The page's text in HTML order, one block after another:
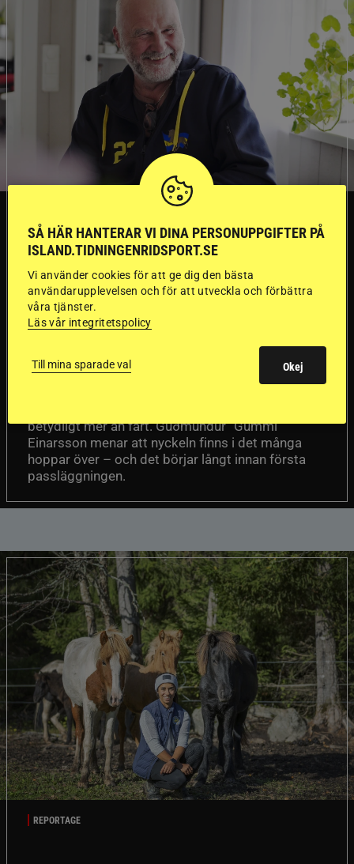
”Gummi” berättar:
Första stegen mot
en internationell
passhäst
betydligt mer än fart. Guðmundur “Gummi”
Einarsson menar att nyckeln finns i det många
hoppar över – och det börjar långt innan första
passläggningen.
REPORTAGE
SÅ HÄR HANTERAR VI DINA PERSONUPPGIFTER PÅ
ISLAND.TIDNINGENRIDSPORT.SE
Vi använder cookies för att ge dig den bästa
användarupplevelsen och för att utveckla och förbättra
våra tjänster.
Läs vår integritetspolicy
Till mina sparade val Okej